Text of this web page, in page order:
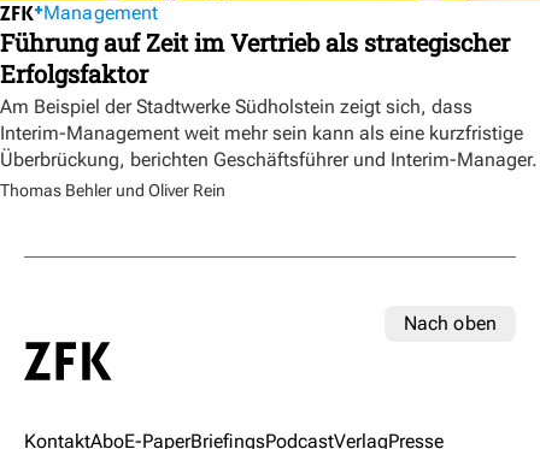
Management
Führung auf Zeit im Vertrieb als strategischer
Erfolgsfaktor
Am Beispiel der Stadtwerke Südholstein zeigt sich, dass
Interim-Management weit mehr sein kann als eine kurzfristige
Überbrückung, berichten Geschäftsführer und Interim-Manager.
Thomas Behler und Oliver Rein
Nach oben
KontaktAboE-PaperBriefingsPodcastVerlagPresse